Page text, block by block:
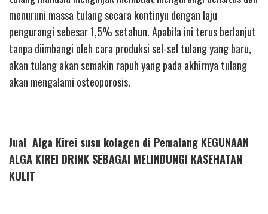
menuruni massa tulang secara kontinyu dengan laju
pengurangi sebesar 1,5% setahun. Apabila ini terus berlanjut
tanpa diimbangi oleh cara produksi sel-sel tulang yang baru,
akan tulang akan semakin rapuh yang pada akhirnya tulang
akan mengalami osteoporosis.
Jual Alga Kirei susu kolagen di Pemalang KEGUNAAN
ALGA KIREI DRINK SEBAGAI MELINDUNGI KASEHATAN
KULIT